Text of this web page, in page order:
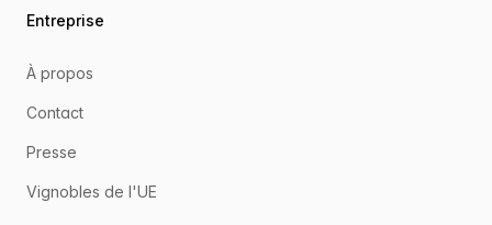
Entreprise
À propos
Contact
Presse
Vignobles de l'UE